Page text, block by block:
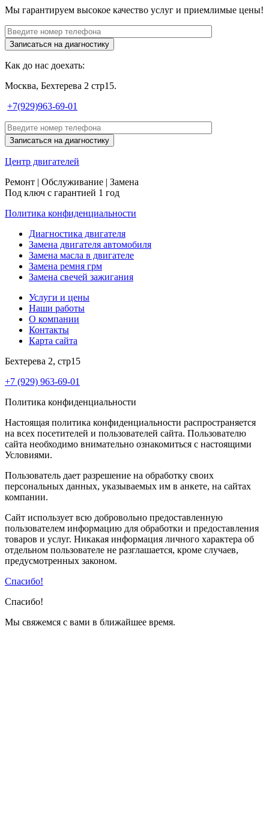
Мы гарантируем высокое качество услуг и приемлимые цены!
Как до нас доехать:
Москва, Бехтерева 2 стр15.
+7(929)963-69-01
Центр двигателей
Ремонт | Обслуживание | Замена
Под ключ с гарантией 1 год
Политика конфиденциальности
Диагностика двигателя
Замена двигателя автомобиля
Замена масла в двигателе
Замена ремня грм
Замена свечей зажигания
Услуги и цены
Наши работы
О компании
Контакты
Карта сайта
Бехтерева 2, стр15
+7 (929) 963-69-01
Политика конфиденциальности
Настоящая политика конфиденциальности распространяется
на всех посетителей и пользователей сайта. Пользователю
сайта необходимо внимательно ознакомиться с настоящими
Условиями.
Пользователь дает разрешение на обработку своих
персональных данных, указываемых им в анкете, на сайтах
компании.
Сайт использует всю добровольно предоставленную
пользователем информацию для обработки и предоставления
товаров и услуг. Никакая информация личного характера об
отдельном пользователе не разглашается, кроме случаев,
предусмотренных законом.
Спасибо!
Спасибо!
Мы свяжемся с вами в ближайшее время.